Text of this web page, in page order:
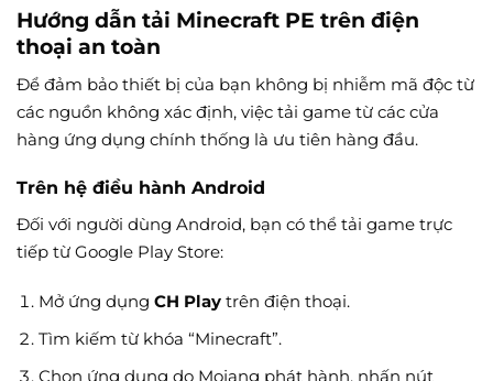
Hướng dẫn tải Minecraft PE trên điện
thoại an toàn
Để đảm bảo thiết bị của bạn không bị nhiễm mã độc từ
các nguồn không xác định, việc tải game từ các cửa
hàng ứng dụng chính thống là ưu tiên hàng đầu.
Trên hệ điều hành Android
Đối với người dùng Android, bạn có thể tải game trực
tiếp từ Google Play Store:
Mở ứng dụng CH Playtrên điện thoại.
Tìm kiếm từ khóa “Minecraft”.
Chọn ứng dụng do Mojang phát hành, nhấn nút